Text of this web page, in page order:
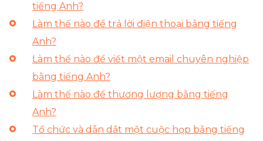
tiếng Anh?
Làm thế nào để trả lời điện thoại bằng tiếng
Anh?
Làm thế nào để viết một email chuyên nghiệp
bằng tiếng Anh?
Làm thế nào để thương lượng bằng tiếng
Anh?
Tổ chức và dẫn dắt một cuộc họp bằng tiếng